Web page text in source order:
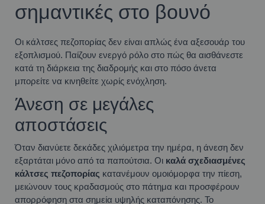
σημαντικές στο βουνό
Οι κάλτσες πεζοπορίας δεν είναι απλώς ένα αξεσουάρ του
εξοπλισμού. Παίζουν ενεργό ρόλο στο πώς θα αισθάνεστε
κατά τη διάρκεια της διαδρομής και στο πόσο άνετα
μπορείτε να κινηθείτε χωρίς ενόχληση.
Άνεση σε μεγάλες
αποστάσεις
Όταν διανύετε δεκάδες χιλιόμετρα την ημέρα, η άνεση δεν
εξαρτάται μόνο από τα παπούτσια. Οι καλά σχεδιασμένες
κάλτσες πεζοπορίας κατανέμουν ομοιόμορφα την πίεση,
μειώνουν τους κραδασμούς στο πάτημα και προσφέρουν
απορρόφηση στα σημεία υψηλής καταπόνησης. Το